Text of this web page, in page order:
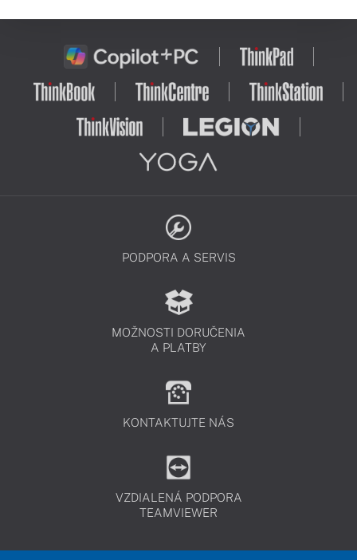
PODPORA A SERVIS
MOŽNOSTI DORUČENIA
A PLATBY
KONTAKTUJTE NÁS
VZDIALENÁ PODPORA
TEAMVIEWER